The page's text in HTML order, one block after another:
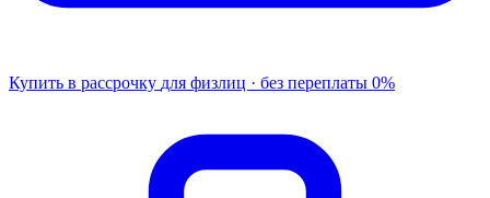
Купить в рассрочку для физлиц · без переплаты 0%